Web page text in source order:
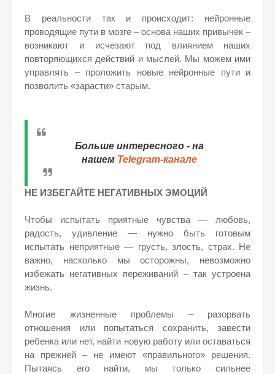
В реальности так и происходит: нейронные
проводящие пути в мозге – основа наших привычек –
возникают и исчезают под влиянием наших
повторяющихся действий и мыслей. Мы можем ими
управлять – проложить новые нейронные пути и
позволить «зарасти» старым.
Больше интересного - на
нашем Telegram-канале
НЕ ИЗБЕГАЙТЕ НЕГАТИВНЫХ ЭМОЦИЙ
Чтобы испытать приятные чувства — любовь,
радость, удивление — нужно быть готовым
испытать неприятные — грусть, злость, страх. Не
важно, насколько мы осторожны, невозможно
избежать негативных переживаний – так устроена
жизнь.
Многие жизненные проблемы – разорвать
отношения или попытаться сохранить, завести
ребенка или нет, найти новую работу или оставаться
на прежней – не имеют «правильного» решения.
Пытаясь его найти, мы только сильнее